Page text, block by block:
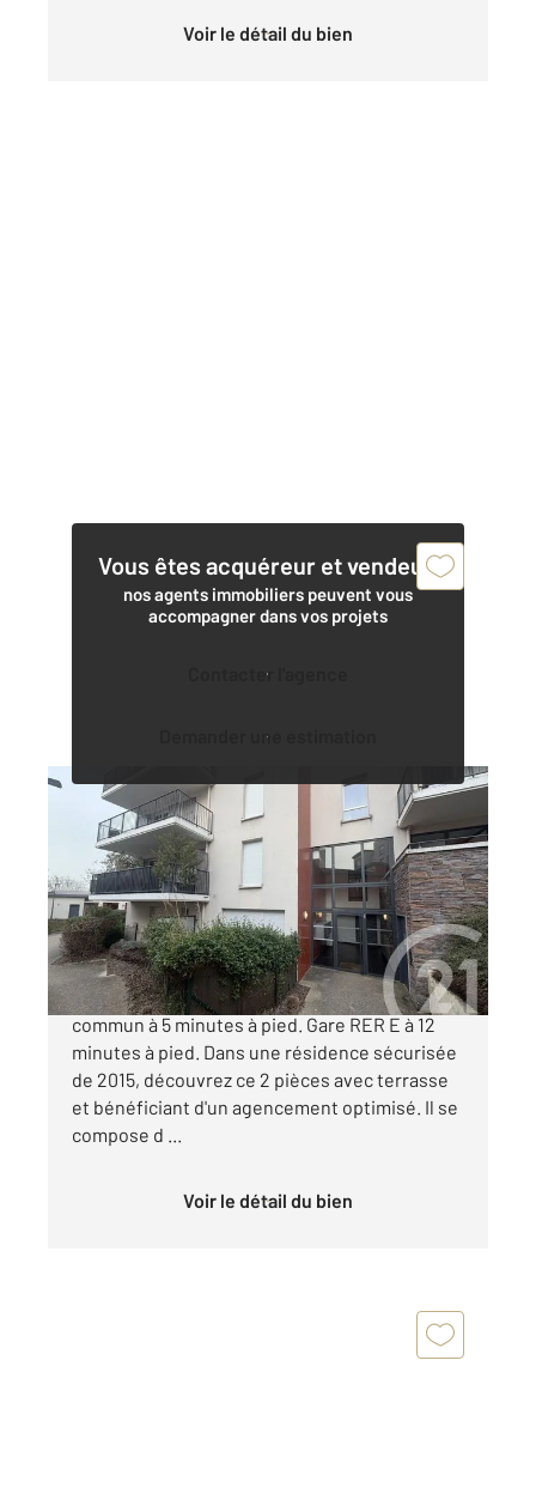
Voir le détail du bien
Vous êtes acquéreur et vendeur,
nos agents immobiliers peuvent vous
accompagner dans vos projets
Contacter l'agence
Demander une estimation
VILLEMOMBLE 93
39,90 m2, 2 pièces
Ref : 232
Appartement F2 à vendre
156 000 €
VILLEMOMBLE - EPOQUE Transports en
commun à 5 minutes à pied. Gare RER E à 12
minutes à pied. Dans une résidence sécurisée
de 2015, découvrez ce 2 pièces avec terrasse
et bénéficiant d'un agencement optimisé. Il se
compose d ...
Voir le détail du bien